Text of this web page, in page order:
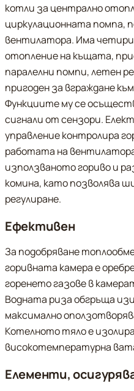
котли за централно
циркулационната помпа,
вентилатора. Има
отопление на къщата,
паралелни помпи, летен
пригоден за вграждане
Функциите му се
сигнали от сензори.
управление контролира
работата на
използваното гориво и
комина, като позволява
регулиране.
Ефективен
За подобряване
горивната камера е
горенето газове в
Водната риза обгръща
максимално
Котелното тяло е
високотемпературна
Eлементи,